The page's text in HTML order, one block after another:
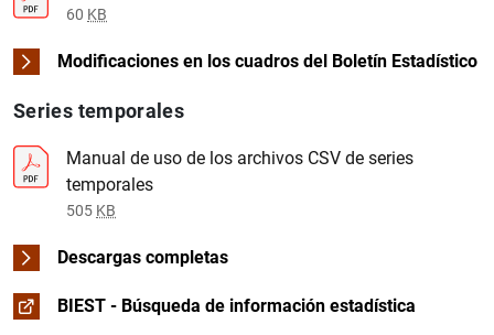
60 KB
Modificaciones en los cuadros del Boletín Estadístico
Series temporales
Manual de uso de los archivos CSV de series
temporales
505 KB
Descargas completas
BIEST - Búsqueda de información estadística